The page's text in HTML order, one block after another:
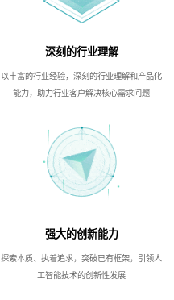
深刻的行业理解
以丰富的行业经验，深刻的行业理解和产品化
能力，助力行业客户解决核心需求问题
强大的创新能力
探索本质、执着追求，突破已有框架，引领人
工智能技术的创新性发展